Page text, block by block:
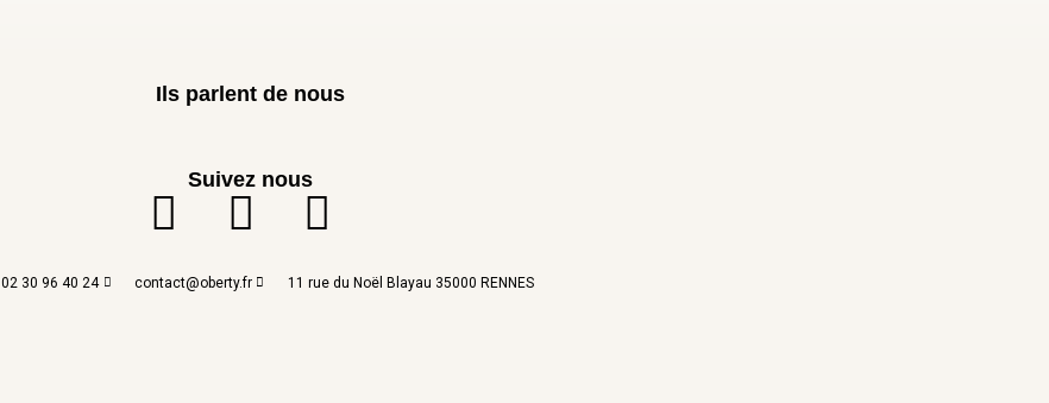
Ils parlent de nous
Suivez nous
02 30 96 40 24 contact@oberty.fr 11 rue du Noël Blayau 35000 RENNES